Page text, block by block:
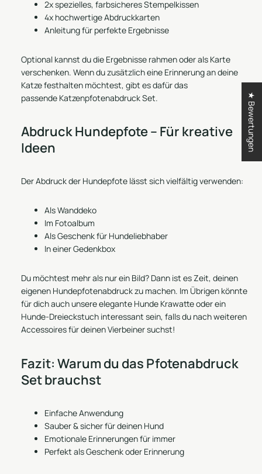
2x spezielles, farbsicheres Stempelkissen
4x hochwertige Abdruckkarten
Anleitung für perfekte Ergebnisse
Optional kannst du die Ergebnisse rahmen oder als Karte
verschenken. Wenn du zusätzlich eine Erinnerung an deine
Katze festhalten möchtest, gibt es dafür das
passende Katzenpfotenabdruck Set.
Abdruck Hundepfote – Für kreative
Ideen
Der Abdruck der Hundepfote lässt sich vielfältig verwenden:
Als Wanddeko
Im Fotoalbum
Als Geschenk für Hundeliebhaber
In einer Gedenkbox
Du möchtest mehr als nur ein Bild? Dann ist es Zeit, deinen
eigenen Hundepfotenabdruck zu machen. Im Übrigen könnte
für dich auch unsere elegante Hunde Krawatteoder ein
Hunde-Dreieckstuch interessant sein, falls du nach weiteren
Accessoires für deinen Vierbeiner suchst!
Fazit: Warum du das Pfotenabdruck
Set brauchst
Einfache Anwendung
Sauber & sicher für deinen Hund
Emotionale Erinnerungen für immer
Perfekt als Geschenk oder Erinnerung
★ Bewertungen